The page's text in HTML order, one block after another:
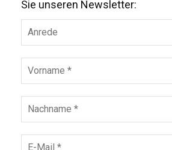
Sie unseren Newsletter: